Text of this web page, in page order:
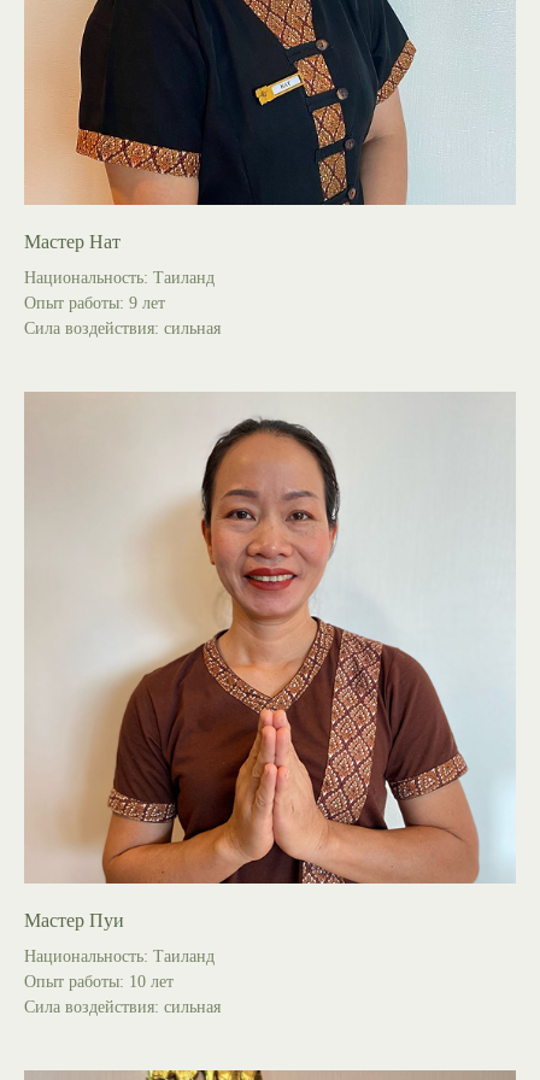
Мастер Нат
Национальность: Таиланд
Опыт работы: 9 лет
Сила воздействия: сильная
Мастер Пуи
Национальность: Таиланд
Опыт работы: 10 лет
Сила воздействия: сильная